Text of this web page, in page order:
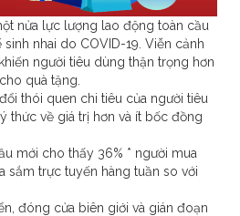
nửa lực lượng lao động toàn cầu
nhai do COVID-19. Viễn cảnh
người tiêu dùng thận trọng hơn
quà tặng.
thói quen chi tiêu của người tiêu
thức về giá trị hơn và ít bốc đồng
mới cho thấy 36% * người mua
sắm trực tuyến hàng tuần so với
đóng cửa biên giới và gián đoạn